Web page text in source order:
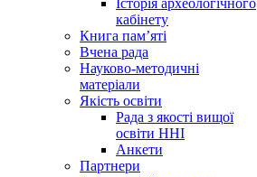
Історія археологічного
кабінету
Книга памʼяті
Вчена рада
Науково-методичні
матеріали
Якість освіти
Рада з якості вищої
освіти ННІ
Анкети
Партнери